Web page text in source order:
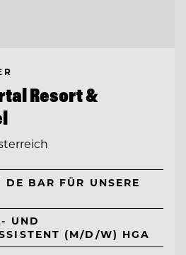
Resort &
DE BAR FÜR UNSERE
UND
(M/D/W) HGA